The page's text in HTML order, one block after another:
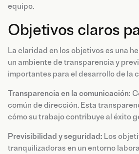
equipo.
Objetivos claros
La claridad en los objetivos es una
un ambiente de transparencia y
importantes para el desarrollo de la
Transparencia en la comunicación:
común de dirección. Esta
cómo su trabajo contribuye al éxito
Previsibilidad y seguridad: Los
tranquilizadoras en un entorno